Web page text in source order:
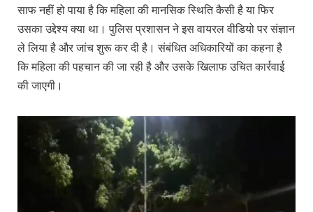
साफ नहीं हो पाया है कि महिला की मानसिक स्थिति कैसी है या फिर
उसका उद्देश्य क्या था। पुलिस प्रशासन ने इस वायरल वीडियो पर संज्ञान
ले लिया है और जांच शुरू कर दी है। संबंधित अधिकारियों का कहना है
कि महिला की पहचान की जा रही है और उसके खिलाफ उचित कार्रवाई
की जाएगी।